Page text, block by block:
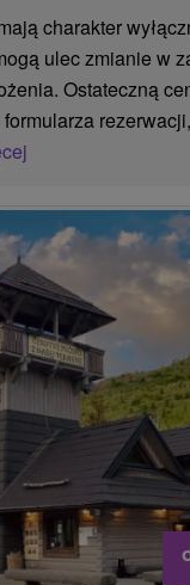
charakter
ulec zmianie w
Ostateczną